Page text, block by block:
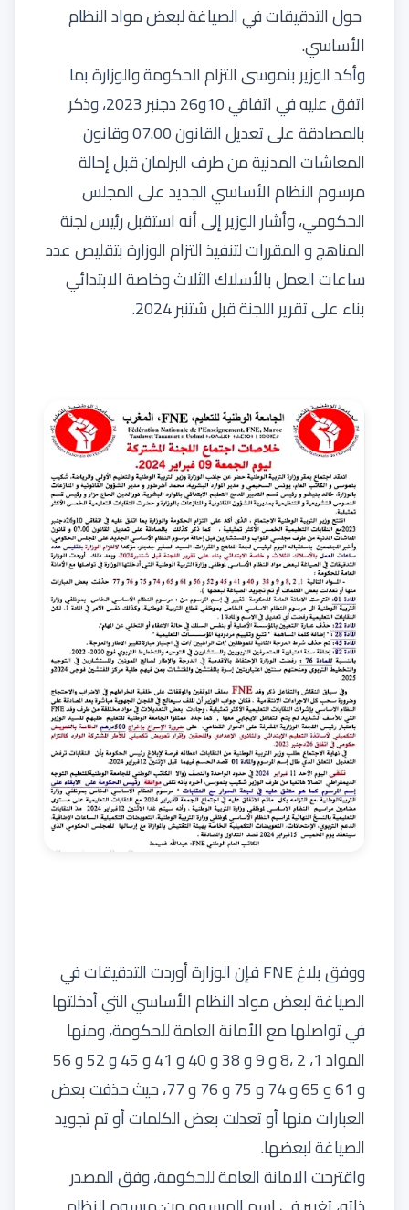
حول التدقيقات في الصياغة لبعض مواد النظام
الأساسي.
وأكد الوزير بنموسى التزام الحكومة والوزارة بما
اتفق عليه في اتفاقي 10و26 دجنبر 2023، وذكر
بالمصادقة على تعديل القانون 07.00 وقانون
المعاشات المدنية من طرف البرلمان قبل إحالة
مرسوم النظام الأساسي الجديد على المجلس
الحكومي، وأشار الوزير إلى أنه استقبل رئيس لجنة
المناهج و المقررات لتنفيذ التزام الوزارة بتقليص عدد
ساعات العمل بالأسلاك الثلاث وخاصة الابتدائي
بناء على تقرير اللجنة قبل شتنبر 2024.
ووفق بلاغ FNE فإن الوزارة أوردت التدقيقات في
الصياغة لبعض مواد النظام الأساسي التي أدخلتها
في تواصلها مع الأمانة العامة للحكومة، ومنها
المواد 1، 2 ،8 و 9 و 38 و 40 و 41 و 45 و 52 و 56
و 61 و 65 و 74 و 75 و 76 و 77، حيث حذفت بعض
العبارات منها أو تعدلت بعض الكلمات أو تم تجويد
الصياغة لبعضها.
واقترحت الامانة العامة للحكومة، وفق المصدر